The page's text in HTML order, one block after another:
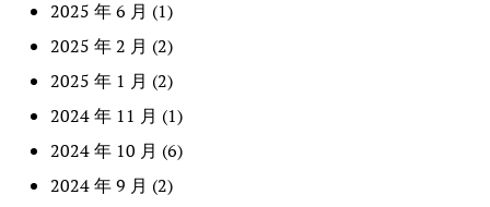
2025 年 6 月 (1)
2025 年 2 月 (2)
2025 年 1 月 (2)
2024 年 11 月 (1)
2024 年 10 月 (6)
2024 年 9 月 (2)